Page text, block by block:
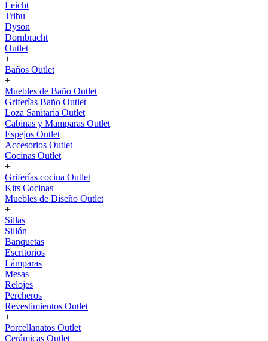
Leicht
Tribu
Dyson
Dornbracht
Outlet
+
Baños Outlet
+
Muebles de Baño Outlet
Griferîas Baño Outlet
Loza Sanitaria Outlet
Cabinas y Mamparas Outlet
Espejos Outlet
Accesorios Outlet
Cocinas Outlet
+
Griferías cocina Outlet
Kits Cocinas
Muebles de Diseño Outlet
+
Sillas
Sillón
Banquetas
Escritorios
Lámparas
Mesas
Relojes
Percheros
Revestimientos Outlet
+
Porcellanatos Outlet
Cerámicas Outlet